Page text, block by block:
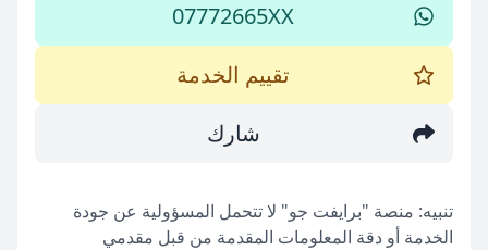
07772665XX
تقييم الخدمة
شارك
تنبيه: منصة "برايفت جو" لا تتحمل المسؤولية عن جودة
الخدمة أو دقة المعلومات المقدمة من قبل مقدمي